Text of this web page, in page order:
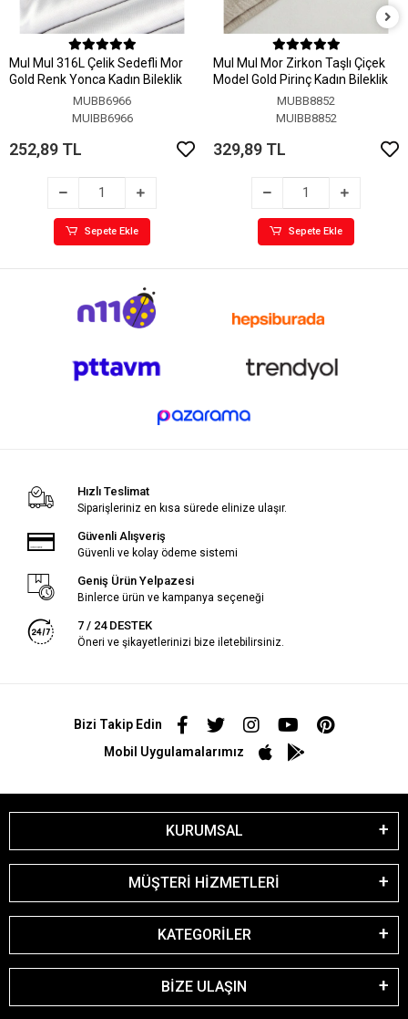
MuI MuI 316L Çelik Sedefli Mor
Gold Renk Yonca Kadın Bileklik
MUBB6966
MUIBB6966
252,89 TL
Sepete Ekle
MuI MuI Mor Zirkon Taşlı Çiçek
Model Gold Pirinç Kadın Bileklik
MUBB8852
MUIBB8852
329,89 TL
Sepete Ekle
Hızlı Teslimat
Siparişleriniz en kısa sürede elinize ulaşır.
Güvenli Alışveriş
Güvenli ve kolay ödeme sistemi
Geniş Ürün Yelpazesi
Binlerce ürün ve kampanya seçeneği
7 / 24 DESTEK
Öneri ve şikayetlerinizi bize iletebilirsiniz.
Bizi Takip Edin
Mobil Uygulamalarımız
KURUMSAL
MÜŞTERİ HİZMETLERİ
KATEGORİLER
BİZE ULAŞIN